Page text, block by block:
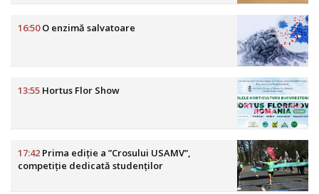
16:50O enzimă salvatoare
13:55 Hortus Flor Show
17:42 Prima ediție a ”Crosului USAMV”,
competiție dedicată studenților